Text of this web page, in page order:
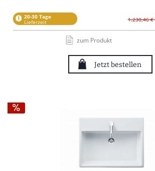
20-30 Tage
Lieferzeit 1.230,46
zum Produkt
Jetzt bestellen